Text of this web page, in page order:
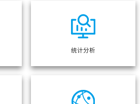
统计分析